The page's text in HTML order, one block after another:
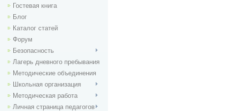
Гостевая книга
Блог
Каталог статей
Форум
Безопасность
Лагерь дневного пребывания
Методические объединения
Школьная организация
Методическая работа
Личная страница педагогов